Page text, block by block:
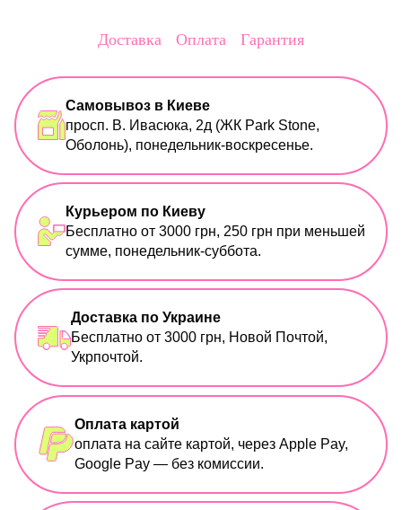
Доставка Оплата Гарантия
Самовывоз в Киеве
просп. В. Ивасюка, 2д (ЖК Park Stone,
Оболонь), понедельник-воскресенье.
Курьером по Киеву
Бесплатно от 3000 грн, 250 грн при меньшей
сумме, понедельник-суббота.
Доставка по Украине
Бесплатно от 3000 грн, Новой Почтой,
Укрпочтой.
Оплата картой
оплата на сайте картой, через Apple Pay,
Google Pay — без комиссии.